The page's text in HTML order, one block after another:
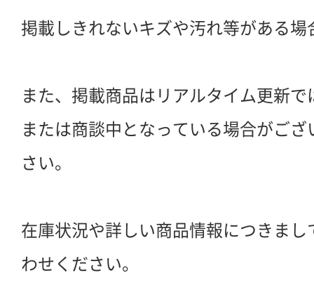
掲載しきれないキズや汚れ等がある場
また、掲載商品はリアルタイム更新
または商談中となっている場合がご
さい。
在庫状況や詳しい商品情報につきま
わせください。